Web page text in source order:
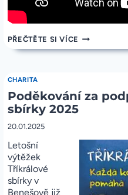
PŘEČTĚTE SI VÍCE PROMLUVA
(C:
LK
1,1-
CHARITA
Poděkování za
sbírky 2025
20.01.2025
Letošní
výtěžek
Tříkrálové
sbírky v
Benešově již